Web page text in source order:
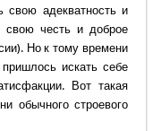
свою адекватность и
свою честь и доброе
Но к тому времени
искать себе
Вот такая
обычного строевого